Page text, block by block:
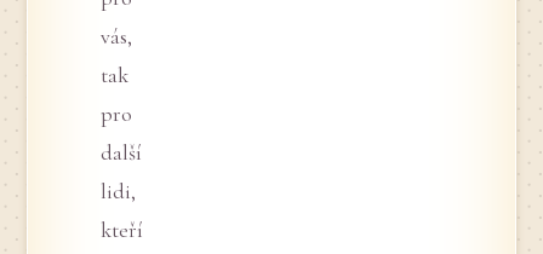
vás,
tak
pro
další
lidi,
kteří